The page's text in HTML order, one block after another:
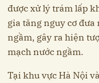
được xử lý trám lấp
gia tăng nguy cơ
ngầm, gây ra hiện
mạch nước ngầm.
Tại khu vực Hà Nội